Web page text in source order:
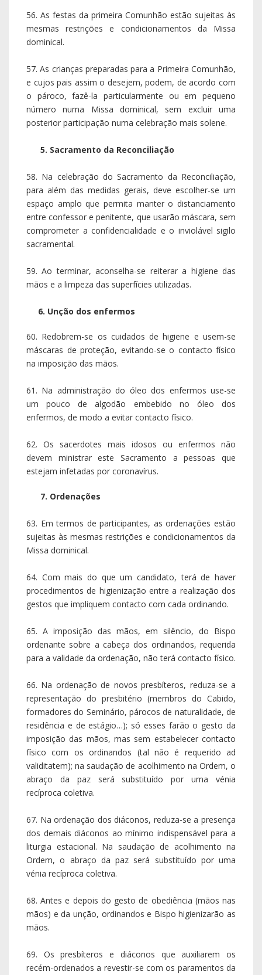
56. As festas da primeira Comunhão estão sujeitas às
mesmas restrições e condicionamentos da Missa
dominical.
57. As crianças preparadas para a Primeira Comunhão,
e cujos pais assim o desejem, podem, de acordo com
o pároco, fazê-la particularmente ou em pequeno
número numa Missa dominical, sem excluir uma
posterior participação numa celebração mais solene.
5. Sacramento da Reconciliação
58. Na celebração do Sacramento da Reconciliação,
para além das medidas gerais, deve escolher-se um
espaço amplo que permita manter o distanciamento
entre confessor e penitente, que usarão máscara, sem
comprometer a confidencialidade e o inviolável sigilo
sacramental.
59. Ao terminar, aconselha-se reiterar a higiene das
mãos e a limpeza das superfícies utilizadas.
6. Unção dos enfermos
60. Redobrem-se os cuidados de higiene e usem-se
máscaras de proteção, evitando-se o contacto físico
na imposição das mãos.
61. Na administração do óleo dos enfermos use-se
um pouco de algodão embebido no óleo dos
enfermos, de modo a evitar contacto físico.
62. Os sacerdotes mais idosos ou enfermos não
devem ministrar este Sacramento a pessoas que
estejam infetadas por coronavírus.
7. Ordenações
63. Em termos de participantes, as ordenações estão
sujeitas às mesmas restrições e condicionamentos da
Missa dominical.
64. Com mais do que um candidato, terá de haver
procedimentos de higienização entre a realização dos
gestos que impliquem contacto com cada ordinando.
65. A imposição das mãos, em silêncio, do Bispo
ordenante sobre a cabeça dos ordinandos, requerida
para a validade da ordenação, não terá contacto físico.
66. Na ordenação de novos presbíteros, reduza-se a
representação do presbitério (membros do Cabido,
formadores do Seminário, párocos de naturalidade, de
residência e de estágio…); só esses farão o gesto da
imposição das mãos, mas sem estabelecer contacto
físico com os ordinandos (tal não é requerido ad
validitatem); na saudação de acolhimento na Ordem, o
abraço da paz será substituído por uma vénia
recíproca coletiva.
67. Na ordenação dos diáconos, reduza-se a presença
dos demais diáconos ao mínimo indispensável para a
liturgia estacional. Na saudação de acolhimento na
Ordem, o abraço da paz será substituído por uma
vénia recíproca coletiva.
68. Antes e depois do gesto de obediência (mãos nas
mãos) e da unção, ordinandos e Bispo higienizarão as
mãos.
69. Os presbíteros e diáconos que auxiliarem os
recém-ordenados a revestir-se com os paramentos da